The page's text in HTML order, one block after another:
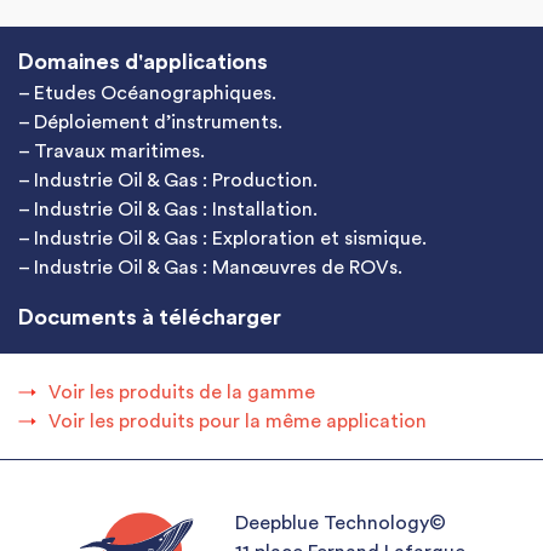
Domaines d'applications
– Etudes Océanographiques.
– Déploiement d’instruments.
– Travaux maritimes.
– Industrie Oil & Gas : Production.
– Industrie Oil & Gas : Installation.
– Industrie Oil & Gas : Exploration et sismique.
– Industrie Oil & Gas : Manœuvres de ROVs.
Documents à télécharger
Voir les produits de la gamme
Voir les produits pour la même application
Deepblue Technology©